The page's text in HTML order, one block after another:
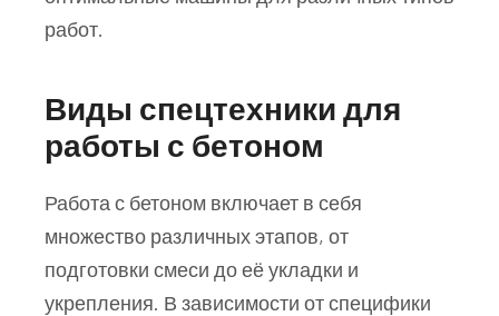
работ.
Виды спецтехники для
работы с бетоном
Работа с бетоном включает в себя
множество различных этапов, от
подготовки смеси до её укладки и
укрепления. В зависимости от специфики